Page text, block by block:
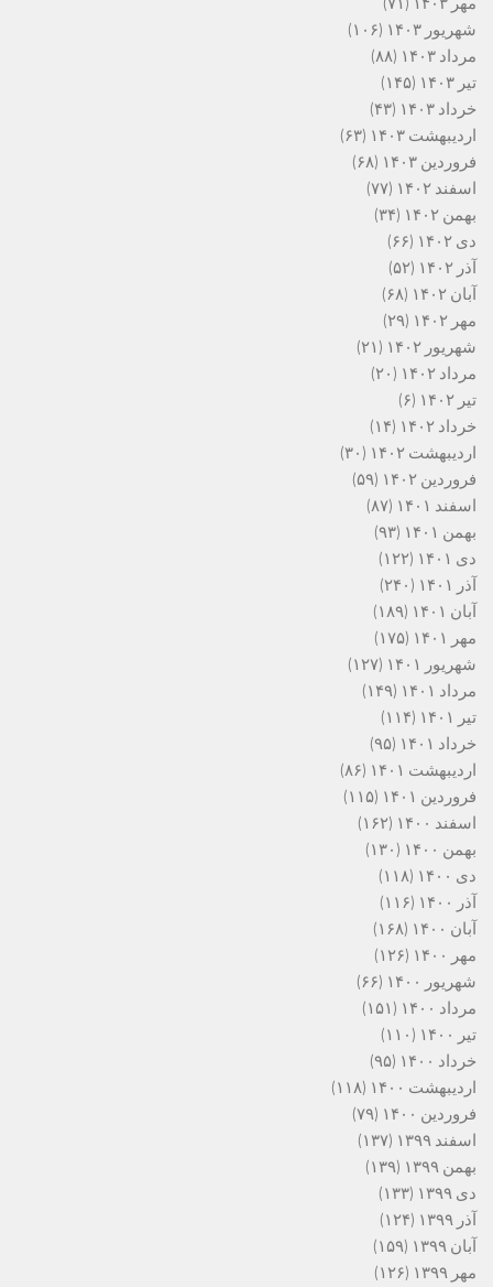
شهریور ۱۴۰۳
(۱۰۶)
مرداد ۱۴۰۳
(۸۸)
تیر ۱۴۰۳
(۱۴۵)
خرداد ۱۴۰۳
(۴۳)
اردیبهشت ۱۴۰۳
(۶۳)
فروردین ۱۴۰۳
(۶۸)
اسفند ۱۴۰۲
(۷۷)
بهمن ۱۴۰۲
(۳۴)
دی ۱۴۰۲
(۶۶)
آذر ۱۴۰۲
(۵۲)
آبان ۱۴۰۲
(۶۸)
مهر ۱۴۰۲
(۲۹)
شهریور ۱۴۰۲
(۲۱)
مرداد ۱۴۰۲
(۲۰)
تیر ۱۴۰۲
(۶)
خرداد ۱۴۰۲
(۱۴)
اردیبهشت ۱۴۰۲
(۳۰)
فروردین ۱۴۰۲
(۵۹)
اسفند ۱۴۰۱
(۸۷)
بهمن ۱۴۰۱
(۹۳)
دی ۱۴۰۱
(۱۲۲)
آذر ۱۴۰۱
(۲۴۰)
آبان ۱۴۰۱
(۱۸۹)
مهر ۱۴۰۱
(۱۷۵)
شهریور ۱۴۰۱
(۱۲۷)
مرداد ۱۴۰۱
(۱۴۹)
تیر ۱۴۰۱
(۱۱۴)
خرداد ۱۴۰۱
(۹۵)
اردیبهشت ۱۴۰۱
(۸۶)
فروردین ۱۴۰۱
(۱۱۵)
اسفند ۱۴۰۰
(۱۶۲)
بهمن ۱۴۰۰
(۱۳۰)
دی ۱۴۰۰
(۱۱۸)
آذر ۱۴۰۰
(۱۱۶)
آبان ۱۴۰۰
(۱۶۸)
مهر ۱۴۰۰
(۱۲۶)
شهریور ۱۴۰۰
(۶۶)
مرداد ۱۴۰۰
(۱۵۱)
تیر ۱۴۰۰
(۱۱۰)
خرداد ۱۴۰۰
(۹۵)
اردیبهشت ۱۴۰۰
(۱۱۸)
فروردین ۱۴۰۰
(۷۹)
اسفند ۱۳۹۹
(۱۳۷)
بهمن ۱۳۹۹
(۱۳۹)
دی ۱۳۹۹
(۱۳۳)
آذر ۱۳۹۹
(۱۲۴)
آبان ۱۳۹۹
(۱۵۹)
مهر ۱۳۹۹
(۱۲۶)